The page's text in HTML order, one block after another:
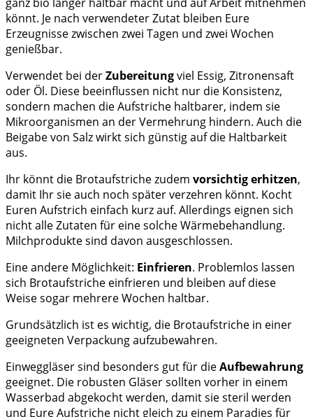
könnt. Je nach verwendeter Zutat bleiben Eure
Erzeugnisse zwischen zwei Tagen und zwei Wochen
genießbar.
Verwendet bei derZubereitungviel Essig, Zitronensaft
oder Öl. Diese beeinflussen nicht nur die Konsistenz,
sondern machen die Aufstriche haltbarer, indem sie
Mikroorganismen an der Vermehrung hindern. Auch die
Beigabe von Salz wirkt sich günstig auf die Haltbarkeit
aus.
Ihr könnt die Brotaufstriche zudem vorsichtig erhitzen,
damit Ihr sie auch noch später verzehren könnt. Kocht
Euren Aufstrich einfach kurz auf. Allerdings eignen sich
nicht alle Zutaten für eine solche Wärmebehandlung.
Milchprodukte sind davon ausgeschlossen.
Eine andere Möglichkeit: Einfrieren. Problemlos lassen
sich Brotaufstriche einfrieren und bleiben auf diese
Weise sogar mehrere Wochen haltbar.
Grundsätzlich ist es wichtig, die Brotaufstriche in einer
geeigneten Verpackung aufzubewahren.
Einweggläser sind besonders gut für dieAufbewahrung
geeignet. Die robusten Gläser sollten vorher in einem
Wasserbad abgekocht werden, damit sie steril werden
und Eure Aufstriche nicht gleich zu einem Paradies für